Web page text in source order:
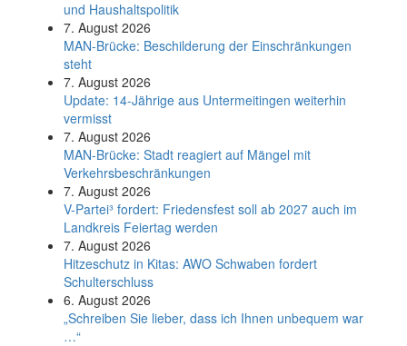
und Haushaltspolitik
7. August 2026
MAN-Brücke: Beschilderung der Einschränkungen
steht
7. August 2026
Update: 14-Jährige aus Untermeitingen weiterhin
vermisst
7. August 2026
MAN-Brücke: Stadt reagiert auf Mängel mit
Verkehrsbeschränkungen
7. August 2026
V-Partei­³ fordert: Friedens­fest soll ab 2027 auch im
Land­kreis Feier­tag werden
7. August 2026
Hitzeschutz in Kitas: AWO Schwaben fordert
Schulterschluss
6. August 2026
„Schreiben Sie lieber, dass ich Ihnen unbequem war
…“